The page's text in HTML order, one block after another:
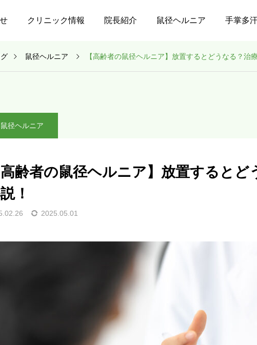
クリニック情報 院長紹介 鼠径ヘルニア 手掌多
鼠径ヘルニア 【高齢者の鼠径ヘルニア】放置するとどうなる？治
鼠径ヘルニア
高齢者の鼠径ヘルニア】放置すると
！
2025.05.01